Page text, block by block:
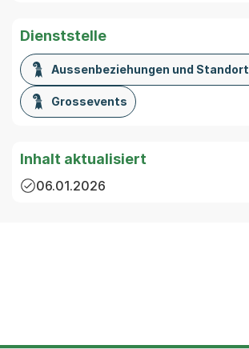
Dienststelle
Aussenbeziehungen und
Grossevents
Inhalt aktualisiert
06.01.2026